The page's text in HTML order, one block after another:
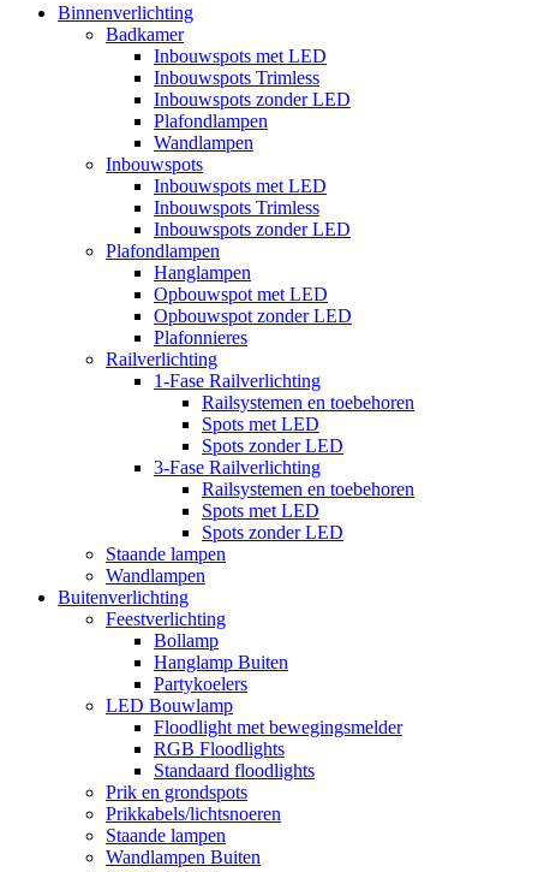
Binnenverlichting
Badkamer
Inbouwspots met LED
Inbouwspots Trimless
Inbouwspots zonder LED
Plafondlampen
Wandlampen
Inbouwspots
Inbouwspots met LED
Inbouwspots Trimless
Inbouwspots zonder LED
Plafondlampen
Hanglampen
Opbouwspot met LED
Opbouwspot zonder LED
Plafonnieres
Railverlichting
1-Fase Railverlichting
Railsystemen en toebehoren
Spots met LED
Spots zonder LED
3-Fase Railverlichting
Railsystemen en toebehoren
Spots met LED
Spots zonder LED
Staande lampen
Wandlampen
Buitenverlichting
Feestverlichting
Bollamp
Hanglamp Buiten
Partykoelers
LED Bouwlamp
Floodlight met bewegingsmelder
RGB Floodlights
Standaard floodlights
Prik en grondspots
Prikkabels/lichtsnoeren
Staande lampen
Wandlampen Buiten